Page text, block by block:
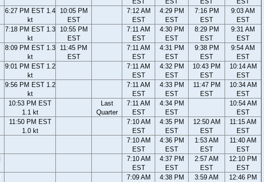
6:27 PM EST 1.4
kt
10:05 PM
EST
7:12 AM
EST
4:29 PM
EST
7:16 PM
EST
9:03 AM
EST
7:18 PM EST 1.3
kt
10:55 PM
EST
7:11 AM
EST
4:30 PM
EST
8:29 PM
EST
9:31 AM
EST
8:09 PM EST 1.3
kt
11:45 PM
EST
7:11 AM
EST
4:31 PM
EST
9:38 PM
EST
9:54 AM
EST
9:01 PM EST 1.2
kt
7:11 AM
EST
4:32 PM
EST
10:43 PM
EST
10:14 AM
EST
9:56 PM EST 1.2
kt
7:11 AM
EST
4:33 PM
EST
11:47 PM
EST
10:34 AM
EST
10:53 PM EST
1.1 kt
Last
Quarter
7:11 AM
EST
4:34 PM
EST
10:54 AM
EST
11:50 PM EST
1.0 kt
7:10 AM
EST
4:35 PM
EST
12:50 AM
EST
11:15 AM
EST
7:10 AM
EST
4:36 PM
EST
1:53 AM
EST
11:40 AM
EST
7:10 AM
EST
4:37 PM
EST
2:57 AM
EST
12:10 PM
EST
7:09 AM
4:38 PM
3:59 AM
12:46 PM